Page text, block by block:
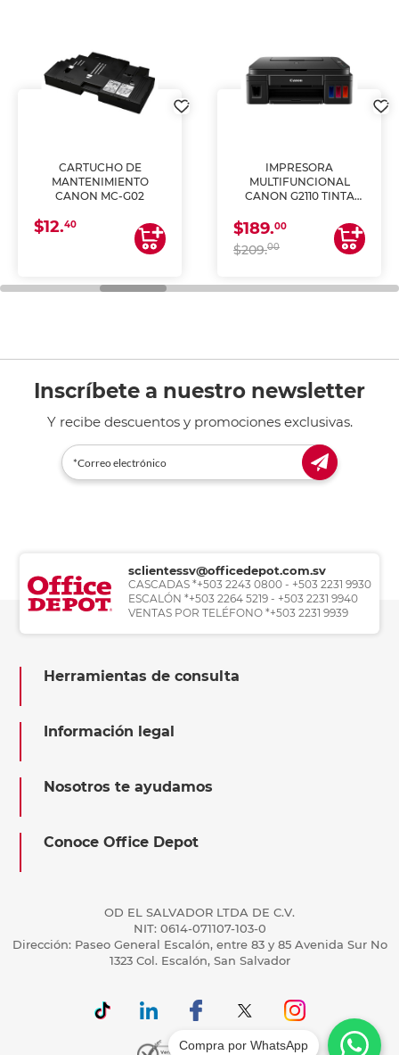
CARTUCHO DE
MANTENIMIENTO
CANON MC-G02
$12.40
IMPRESORA
MULTIFUNCIONAL
CANON G2110 TINTA
$189.00
$209.00
Inscríbete a nuestro newsletter
Y recibe descuentos y promociones exclusivas.
sclientessv@officedepot.com.sv
CASCADAS *+503 2243 0800 - +503 2231 9930
ESCALÓN *+503 2264 5219 - +503 2231 9940
VENTAS POR TELÉFONO *+503 2231 9939
Herramientas de consulta
Información legal
Nosotros te ayudamos
Conoce Office Depot
OD EL SALVADOR LTDA DE C.V.
NIT: 0614-071107-103-0
Dirección: Paseo General Escalón, entre 83 y 85 Avenida Sur No
1323 Col. Escalón, San Salvador
Compra por WhatsApp